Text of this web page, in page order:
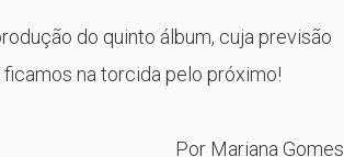
do quinto álbum, cuja previsão
na torcida pelo próximo!
Por Mariana Gomes